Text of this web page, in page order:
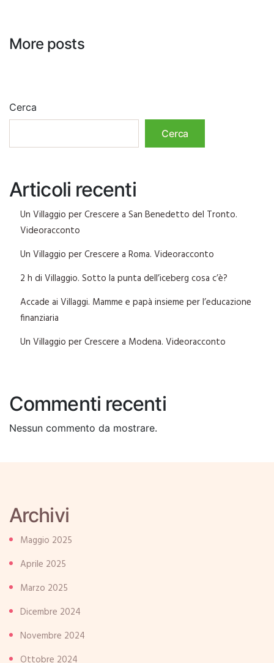
More posts
Cerca
Cerca
Articoli recenti
Un Villaggio per Crescere a San Benedetto del Tronto.
Videoracconto
Un Villaggio per Crescere a Roma. Videoracconto
2 h di Villaggio. Sotto la punta dell’iceberg cosa c’è?
Accade ai Villaggi. Mamme e papà insieme per l’educazione
finanziaria
Un Villaggio per Crescere a Modena. Videoracconto
Commenti recenti
Nessun commento da mostrare.
Archivi
Maggio 2025
Aprile 2025
Marzo 2025
Dicembre 2024
Novembre 2024
Ottobre 2024